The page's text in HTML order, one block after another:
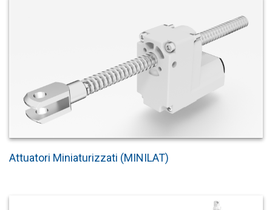
Attuatori Miniaturizzati (MINILAT)